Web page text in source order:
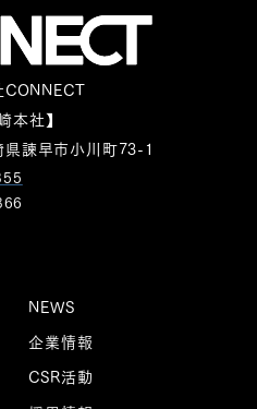
CONNECT
本社】
諫早市小川町73-1
NEWS
企業情報
CSR活動